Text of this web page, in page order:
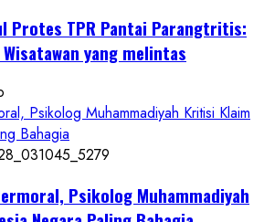
Protes TPR Pantai Parangtritis:
yang melintas
Psikolog Muhammadiyah Kritisi Klaim
Bahagia
Psikolog Muhammadiyah